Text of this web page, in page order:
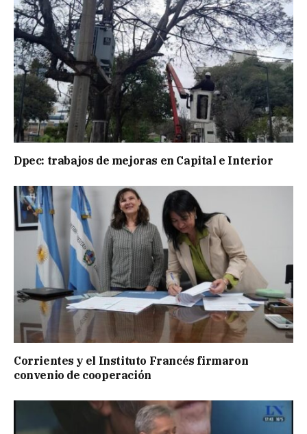
Dpec: trabajos de mejoras en Capital e Interior
Corrientes y el Instituto Francés firmaron
convenio de cooperación